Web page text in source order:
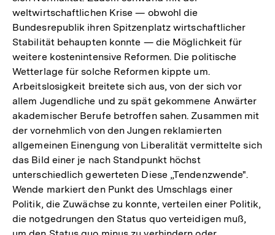
weltwirtschaftlichen Krise — obwohl die
Bundesrepublik ihren Spitzenplatz wirtschaftlicher
Stabilität behaupten konnte — die Möglichkeit für
weitere kostenintensive Reformen. Die politische
Wetterlage für solche Reformen kippte um.
Arbeitslosigkeit breitete sich aus, von der sich vor
allem Jugendliche und zu spät gekommene Anwärter
akademischer Berufe betroffen sahen. Zusammen mit
der vornehmlich von den Jungen reklamierten
allgemeinen Einengung von Liberalität vermittelte sich
das Bild einer je nach Standpunkt höchst
unterschiedlich gewerteten Diese „Tendenzwende".
Wende markiert den Punkt des Umschlags einer
Politik, die Zuwächse zu konnte, verteilen einer Politik,
die notgedrungen den Status quo verteidigen muß,